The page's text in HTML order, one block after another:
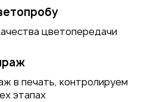
цветопередачи
в печать, контролируем
этапах